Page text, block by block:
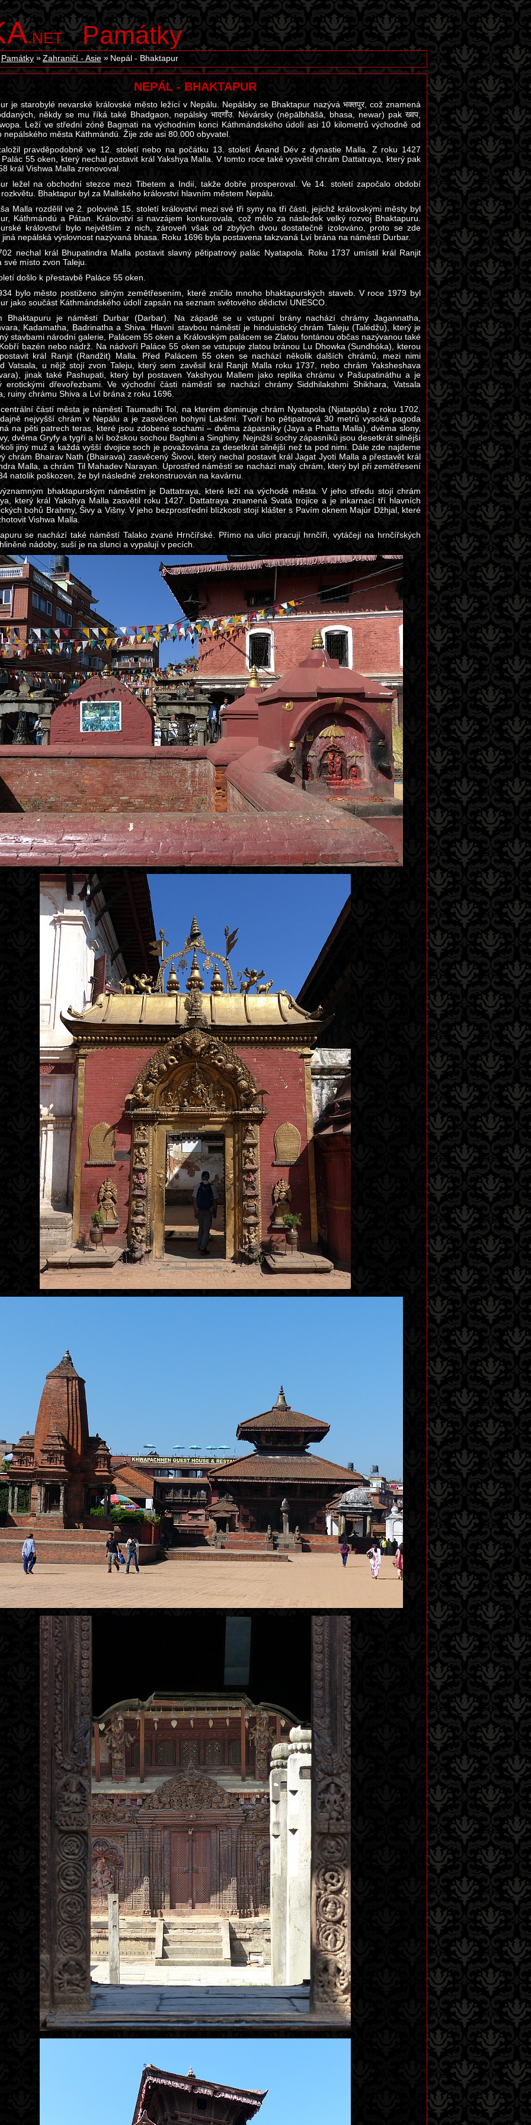
.NET Památky
Památky Zahraničí - Asie Nepál - Bhaktapur
NEPÁL - BHAKTAPUR
je starobylé nevarské královské město ležící v Nepálu. Nepálsky se Bhaktapur nazývá भक्तपुर, což znamená
někdy se mu říká také Bhadgaon, nepálsky भादगाँउ. Névársky (nēpālbhāšā, bhasa, newar) pak ख्वप,
Leží ve střední zóně Bagmati na východním konci Káthmándského údolí asi 10 kilometrů východně od
nepálského města Káthmándú. Žije zde asi 80.000 obyvatel.
pravděpodobně ve 12. století nebo na počátku 13. století Ánand Dév z dynastie Malla. Z roku 1427
55 oken, který nechal postavit král Yakshya Malla. V tomto roce také vysvětil chrám Dattatraya, který pak
král Vishwa Malla zrenovoval.
ležel na obchodní stezce mezi Tibetem a Indií, takže dobře prosperoval. Ve 14. století započalo období
Bhaktapur byl za Mallského království hlavním městem Nepálu.
Malla rozdělil ve 2. polovině 15. století království mezi své tři syny na tři části, jejichž královskými městy byl
Káthmándú a Pátan. Království si navzájem konkurovala, což mělo za následek velký rozvoj Bhaktapuru.
království bylo největším z nich, zároveň však od zbylých dvou dostatečně izolováno, proto se zde
jiná nepálská výslovnost nazývaná bhasa. Roku 1696 byla postavena takzvaná Lví brána na náměstí Durbar.
nechal král Bhupatindra Malla postavit slavný pětipatrový palác Nyatapola. Roku 1737 umístil král Ranjit
své místo zvon Taleju.
došlo k přestavbě Paláce 55 oken.
bylo město postiženo silným zemětřesením, které zničilo mnoho bhaktapurských staveb. V roce 1979 byl
jako součást Káthmándského údolí zapsán na seznam světového dědictví UNESCO.
Bhaktapuru je náměstí Durbar (Darbar). Na západě se u vstupní brány nachází chrámy Jagannatha,
Kadamatha, Badrinatha a Shiva. Hlavní stavbou náměstí je hinduistický chrám Taleju (Talédžu), který je
stavbami národní galerie, Palácem 55 oken a Královským palácem se Zlatou fontánou občas nazývanou také
bazén nebo nádrž. Na nádvoří Paláce 55 oken se vstupuje zlatou bránou Lu Dhowka (Sundhóka), kterou
král Ranjit (Randžit) Malla. Před Palácem 55 oken se nachází několik dalších chrámů, mezi nimi
Vatsala, u nějž stojí zvon Taleju, který sem zavěsil král Ranjit Malla roku 1737, nebo chrám Yaksheshava
jinak také Pashupati, který byl postaven Yakshyou Mallem jako replika chrámu v Pašupatináthu a je
erotickými dřevořezbami. Ve východní části náměstí se nachází chrámy Siddhilakshmi Shikhara, Vatsala
ruiny chrámu Shiva a Lví brána z roku 1696.
částí města je náměstí Taumadhi Tol, na kterém dominuje chrám Nyatapola (Njatapóla) z roku 1702.
nejvyšší chrám v Nepálu a je zasvěcen bohyni Lakšmí. Tvoří ho pětipatrová 30 metrů vysoká pagoda
na pěti patrech teras, které jsou zdobené sochami – dvěma zápasníky (Jaya a Phatta Malla), dvěma slony,
dvěma Gryfy a tygří a lví božskou sochou Baghini a Singhiny. Nejnižší sochy zápasníků jsou desetkrát silnější
jiný muž a každá vyšší dvojice soch je považována za desetkrát silnější než ta pod nimi. Dále zde najdeme
chrám Bhairav Nath (Bhairava) zasvěcený Šivovi, který nechal postavit král Jagat Jyoti Malla a přestavět král
Malla, a chrám Til Mahadev Narayan. Uprostřed náměstí se nachází malý chrám, který byl při zemětřesení
natolik poškozen, že byl následně zrekonstruován na kavárnu.
bhaktapurským náměstím je Dattatraya, které leží na východě města. V jeho středu stojí chrám
který král Yakshya Malla zasvětil roku 1427. Dattatraya znamená Svatá trojice a je inkarnací tří hlavních
bohů Brahmy, Šivy a Višny. V jeho bezprostřední blízkosti stojí klášter s Pavím oknem Majúr Džhjal, které
Vishwa Malla.
se nachází také náměstí Talako zvané Hrnčířské. Přímo na ulici pracují hrnčíři, vytáčejí na hrnčířských
nádoby, suší je na slunci a vypalují v pecích.